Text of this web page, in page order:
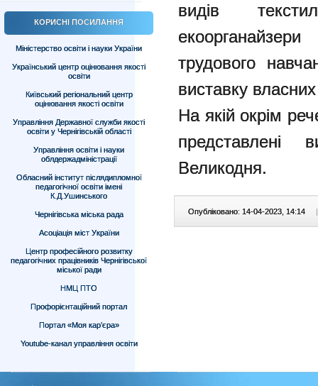
КОРИСНІ ПОСИЛАННЯ
Міністерство освіти і науки України
Український центр оцінювання якості
освіти
Київський регіональний центр
оцінювання якості освіти
Управління Державної служби якості
освіти у Чернігівській області
Управління освіти і науки
облдержадміністрації
Обласний інститут післядипломної
педагогічної освіти імені
К.Д.Ушинського
Чернігівська міська рада
Асоціація міст України
Центр професійного розвитку
педагогічних працівників Чернігівської
міської ради
НМЦ ПТО
Профорієнтаційний портал
Портал «Моя кар’єра»
Youtube-канал управління освіти
видів
трудового
виставку
На якій окрім
представлені
Великодня.
Опубліковано: 14-04-2023, 14:14 |